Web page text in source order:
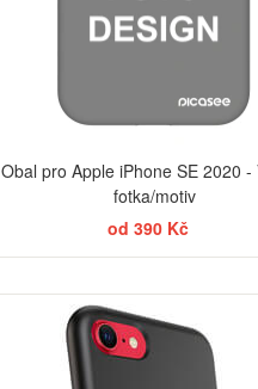
Obal pro Apple iPhone SE 2020 -
fotka/motiv
od 390 Kč